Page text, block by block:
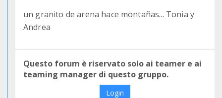
un granito de arena hace montañas... Tonia y
Andrea
Questo forum è riservato solo ai teamer e ai
teaming manager di questo gruppo.
Login